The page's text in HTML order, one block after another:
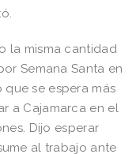
la misma cantidad
Semana Santa en
se espera más
a Cajamarca en el
Dijo esperar
al trabajo ante